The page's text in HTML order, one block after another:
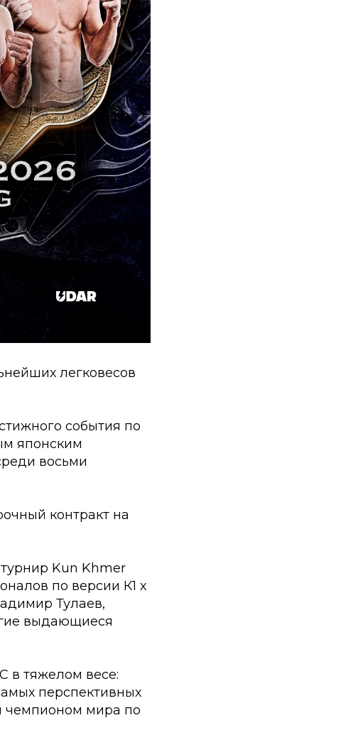
легковесов
события по
японским
восьми
контракт на
Kun Khmer
по версии К1 х
Тулаев,
выдающиеся
в тяжелом весе:
перспективных
чемпионом мира по